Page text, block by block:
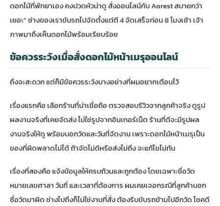
ดอกไม้ที่พัทยาเอง คงปวดหัวน่าดู สั่งออนไลน์กับ Aorest สบายกว่า
เยอะ” ช่างของเราขับรถไปจัดตั้งแต่ตี 4 จัดเสร็จก่อน 8 โมงเช้า เจ้า
ภาพมาถึงเห็นดอกไม้พร้อมเรียบร้อย
ข้อควรระวังเมื่อสั่งดอกไม้หน้าเมรุออนไลน์
ถึงจะสะดวก แต่ก็มีข้อควรระวังบางอย่างที่ผมอยากเตือนไว้
เรื่องแรกคือ เลือกร้านที่น่าเชื่อถือ ตรวจสอบรีวิวจากลูกค้าจริง ดูรูป
ผลงานจริงที่เคยจัดส่ง ไม่ใช่รูปจากอินเทอร์เน็ต ร้านที่ดีจะมีรูปผล
งานจริงให้ดู พร้อมบอกวัดและวันที่จัดงาน เพราะดอกไม้หน้าเมรุเป็น
ของที่ผิดพลาดไม่ได้ ถ้าจัดไม่ดีหรือส่งไม่ถึง จะแก้ไขไม่ทัน
เรื่องที่สองคือ แจ้งข้อมูลให้ครบถ้วนและถูกต้อง โดยเฉพาะชื่อวัด
หมายเลขศาลา วันที่ และเวลาที่ต้องการ ผมเคยเจอกรณีที่ลูกค้าบอก
ชื่อวัดมาผิด ช่างไปถึงก็ไม่ใช่งานที่สั่ง ต้องรีบขับรถข้ามไปอีกวัด โชคดี